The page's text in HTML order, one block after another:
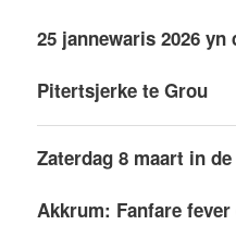
25 jannewaris 2026 yn
Pitertsjerke te Grou
Zaterdag 8 maart in
Akkrum: Fanfare fever